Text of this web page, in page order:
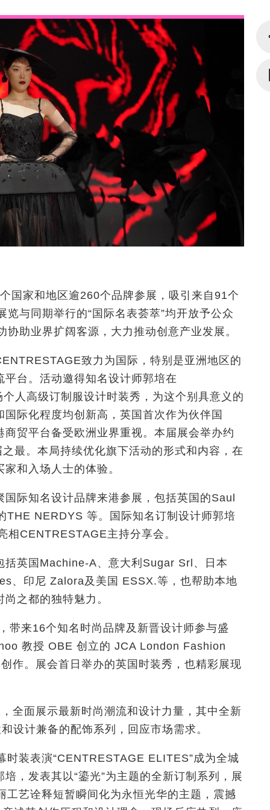
国家和地区逾260个品牌参展，吸引来自91个
与同期举行的“国际名表荟萃”均开放予公众
助业界扩阔客源，大力推动创意产业发展。
致力为国际，特别是亚洲地区的
台。活动邀得知名设计师郭培在
人高级订制服设计时装秀，为这个别具意义的
际化程度均创新高，英国首次作为伙伴国
贸平台备受欧洲业界重视。本届展会举办约
最。本局持续优化旗下活动的形式和内容，在
和入场人士的体验。
际知名设计品牌来港参展，包括英国的Saul
NERDYS 等。国际知名订制设计师郭培
CENTRESTAGE主持分享会。
括英国Machine-A、意大利Sugar Srl、日本
、印尼 Zalora及美国 ESSX.等，也帮助本地
之都的独特魅力。
带来16个知名时尚品牌及新晋设计师参与盛
教授 OBE 创立的 JCA London Fashion
作。展会首日举办的英国时装秀，也精彩展现
全面展示最新时尚潮流和设计力量，其中全新
设计兼备的配饰系列，回应市场需求。
装表演“CENTRESTAGE ELITES”成为全城
，发表其以“鎏光”为主题的全新订制系列，展
艺诠释短暂瞬间化为永恒光华的主题，震撼